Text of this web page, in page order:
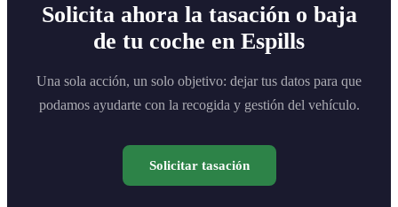
Solicita ahora la tasación o baja
de tu coche en Espills
Una sola acción, un solo objetivo: dejar tus datos para que
podamos ayudarte con la recogida y gestión del vehículo.
Solicitar tasación